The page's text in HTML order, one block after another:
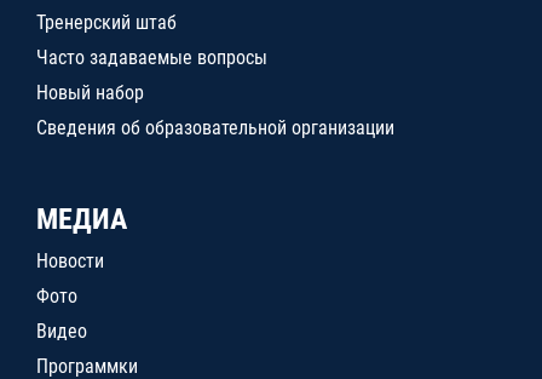
Тренерский штаб
Часто задаваемые вопросы
Новый набор
Сведения об образовательной организации
МЕДИА
Новости
Фото
Видео
Программки